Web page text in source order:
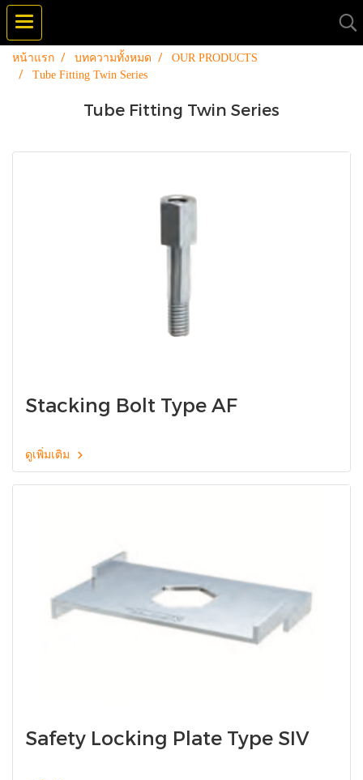
หน้าแรก บทความทั้งหมด
OUR PRODUCTS
Tube Fitting Twin Series
Tube Fitting Twin Series
Stacking Bolt Type AF
ดูเพิ่มเติม
Safety Locking Plate Type SIV